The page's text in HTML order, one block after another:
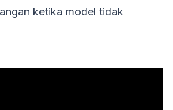
ketika model tidak